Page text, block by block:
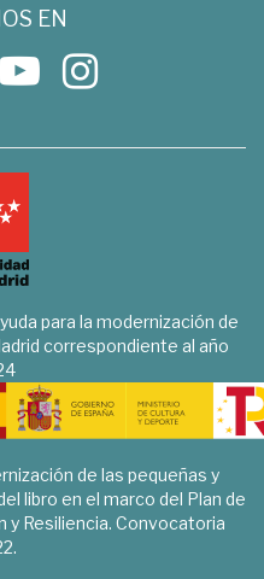
EN
para la modernización de
correspondiente al año
de las pequeñas y
libro en el marco del Plan de
y Resiliencia. Convocatoria